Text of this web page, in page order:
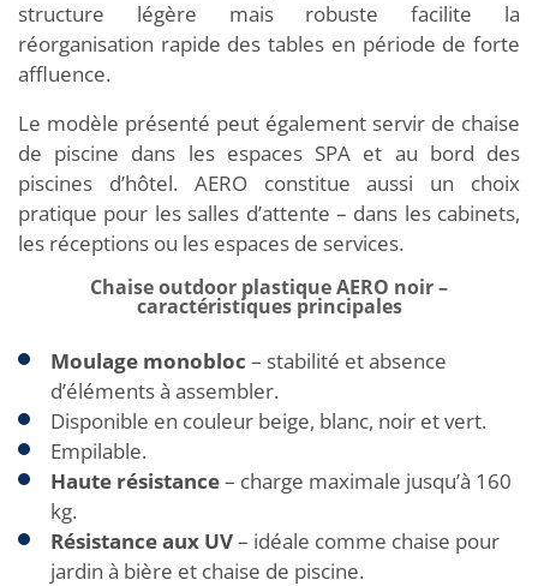
structure légère mais robuste facilite la
réorganisation rapide des tables en période de forte
affluence.
Le modèle présenté peut également servir de chaise
de piscine dans les espaces SPA et au bord des
piscines d’hôtel. AERO constitue aussi un choix
pratique pour les salles d’attente – dans les cabinets,
les réceptions ou les espaces de services.
Chaise outdoor plastique AERO noir –
caractéristiques principales
Moulage monobloc – stabilité et absence
d’éléments à assembler.
Disponible en couleur beige, blanc, noir et vert.
Empilable.
Haute résistance– charge maximale jusqu’à 160
kg.
Résistance aux UV– idéale comme chaise pour
jardin à bière et chaise de piscine.